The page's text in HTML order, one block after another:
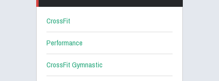
CrossFit
Performance
CrossFit Gymnastic